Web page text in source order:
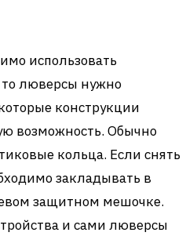
использовать
люверсы нужно
конструкции
возможность. Обычно
кольца. Если снять
закладывать в
защитном мешочке.
и сами люверсы